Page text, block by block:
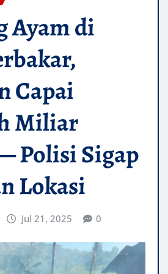
Ayam di
Capai
Miliar
Polisi Sigap
Lokasi
Jul 21, 2025 0